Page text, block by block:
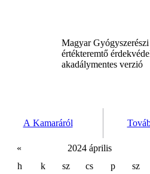
Magyar
értékteremtő
akadálymentes verzió
A Kamaráról
«
2024 április
h
k sz cs p
sz